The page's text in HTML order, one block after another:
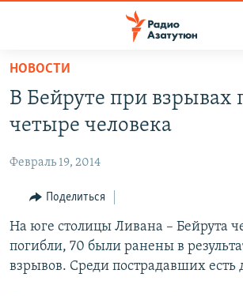
Перейти
основному
содержанию
навигации
Перейти
поиску
НОВОСТИ
ПОЛИТИКА
ОБЩЕСТВО
ЭКОНОМИКА
РЕГИОН
НАГОРНЫЙ КАРАБАХ
НОВОСТИ
В Бейруте при взрывах
четыре человека
Февраль 19, 2014
Поделиться
На юге столицы Ливана – Бейрута
погибли, 70 были ранены в
взрывов. Среди пострадавших есть